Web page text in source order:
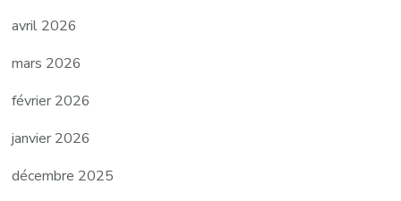
avril 2026
mars 2026
février 2026
janvier 2026
décembre 2025